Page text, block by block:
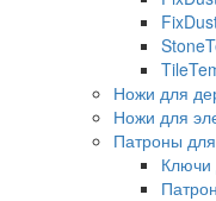
Ножи для
Ножи для
Патроны
Ключи